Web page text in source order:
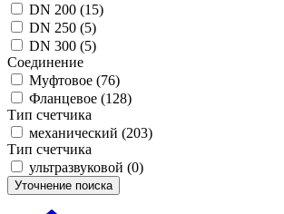
DN 200 (15)
DN 250 (5)
DN 300 (5)
Соединение
Муфтовое (76)
Фланцевое (128)
Тип счетчика
механический (203)
Тип счетчика
ультразвуковой (0)
Уточнение поиска